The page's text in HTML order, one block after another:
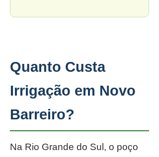
Quanto Custa
Irrigação em Novo
Barreiro?
Na Rio Grande do Sul, o poço